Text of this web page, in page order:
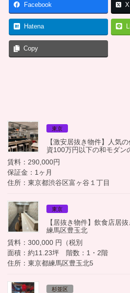
Facebook X
Hatena
Copy
東京
【激安居抜き物件】人気
資100万円以下の和モダン
賃料：290,000円
保証金：1ヶ月
住所：東京都渋谷区富ヶ谷１丁目
東京
【居抜き物件】飲食店居
練馬区豊玉北
賃料：300,000 円（税別
面積：約11.23坪 階数：1・2階
住所：東京都練馬区豊玉北5
杉並区